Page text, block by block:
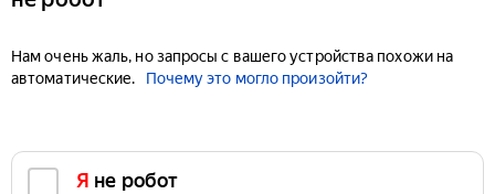
Нам очень жаль, но запросы с вашего устройства похожи на
автоматические.
Почему это могло произойти?
Я не робот